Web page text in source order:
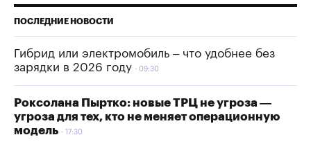
ПОСЛЕДНИЕ НОВОСТИ
Гибрид или электромобиль – что удобнее без
зарядки в 2026 году
09:30
Роксолана Пыртко: новые ТРЦ не угроза —
угроза для тех, кто не меняет операционную
модель
17:30